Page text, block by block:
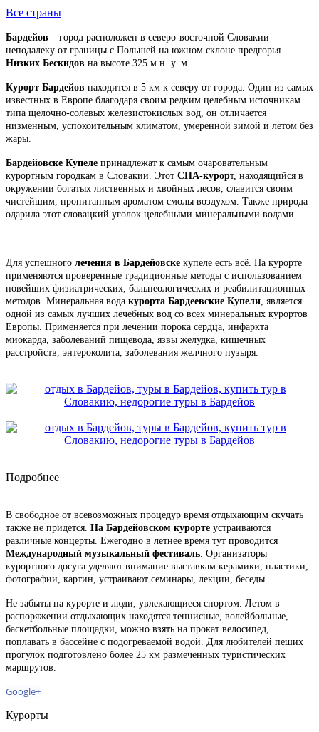
Все страны
Бардейов – город расположен в северо-восточной Словакии
неподалеку от границы с Польшей на южном склоне предгорья
Низких Бескидов на высоте 325 м н. у. м.
Курорт Бардейов находится в 5 км к северу от города. Один из самых
известных в Европе благодаря своим редким целебным источникам
типа щелочно-солевых железистокислых вод, он отличается
низменным, успокоительным климатом, умеренной зимой и летом без
жары.
Бардейовске Купеле принадлежат к самым очаровательным
курортным городкам в Словакии. Этот СПА-курорт, находящийся в
окружении богатых лиственных и хвойных лесов, славится своим
чистейшим, пропитанным ароматом смолы воздухом. Также природа
одарила этот словацкий уголок целебными минеральными водами.
Для успешного лечения в Бардейовске купеле есть всё. На курорте
применяются проверенные традиционные методы с использованием
новейших физиатрических, бальнеологических и реабилитационных
методов. Минеральная вода курорта Бардеевские Купели , является
одной из самых лучших лечебных вод со всех минеральных курортов
Европы. Применяется при лечении порока сердца, инфаркта
миокарда, заболеваний пищевода, язвы желудка, кишечных
расстройств, энтероколита, заболевания желчного пузыря.
Подробнее
В свободное от всевозможных процедур время отдыхающим скучать
также не придется. На Бардейовском курорте устраиваются
различные концерты. Ежегодно в летнее время тут проводится
Международный музыкальный фестиваль . Организаторы
курортного досуга уделяют внимание выставкам керамики, пластики,
фотографии, картин, устраивают семинары, лекции, беседы.
Не забыты на курорте и люди, увлекающиеся спортом. Летом в
распоряжении отдыхающих находятся теннисные, волейбольные,
баскетбольные площадки, можно взять на прокат велосипед,
поплавать в бассейне с подогреваемой водой. Для любителей пеших
прогулок подготовлено более 25 км размеченных туристических
маршрутов.
Google+
Курорты